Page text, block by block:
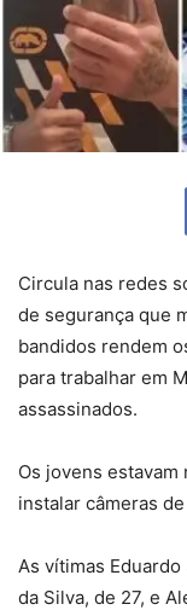
Circula nas redes
de segurança que
bandidos rendem
para trabalhar em
assassinados.
Os jovens estavam
instalar câmeras
As vítimas Eduardo
da Silva, de 27, e